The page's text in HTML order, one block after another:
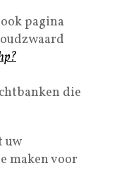
pagina
die
uw
maken voor